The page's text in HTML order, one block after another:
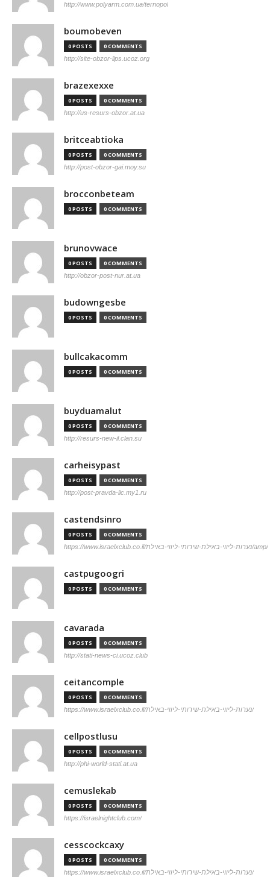
http://www.polyarm.com.ua/ternopol
boumobeven
0 POSTS 0 COMMENTS
http://site-obzor-lips.ucoz.org
brazexexxe
0 POSTS 0 COMMENTS
http://us-resurs-obzor.at.ua
britceabtioka
0 POSTS 0 COMMENTS
http://post-obzor-gai.moy.su
brocconbeteam
0 POSTS 0 COMMENTS
brunovwace
0 POSTS 0 COMMENTS
http://obzor-post-nur.at.ua
budowngesbe
0 POSTS 0 COMMENTS
bullcakacomm
0 POSTS 0 COMMENTS
buyduamalut
0 POSTS 0 COMMENTS
http://resurs-new-il.clan.su
carheisypast
0 POSTS 0 COMMENTS
http://post-pravda-lic.my1.ru
castendsinro
0 POSTS 0 COMMENTS
https://www.israelxclub.co.il/נערות-ליווי-באילת-שירותי-ליווי-באילת/amp/
castpugoogri
0 POSTS 0 COMMENTS
cavarada
0 POSTS 0 COMMENTS
http://stati-news-ci.ucoz.club
ceitancomple
0 POSTS 0 COMMENTS
https://www.israelxclub.co.il/נערות-ליווי-באילת-שירותי-ליווי-באילת/
cellpostlusu
0 POSTS 0 COMMENTS
http://phi-world-stati.at.ua
cemuslekab
0 POSTS 0 COMMENTS
https://israelnightclub.com/
cesscockcaxy
0 POSTS 0 COMMENTS
https://www.israelxclub.co.il/נערות-ליווי-באילת-שירותי-ליווי-באילת/